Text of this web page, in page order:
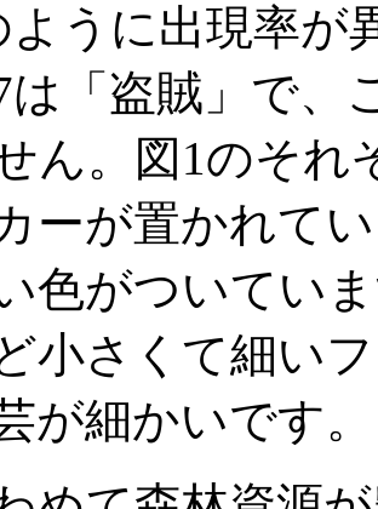
ように出現率が
は「盗賊」で、
ん。図1のそれ
ーが置かれて
色がついてい
小さくて細い
が細かいです。